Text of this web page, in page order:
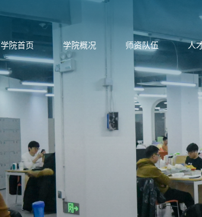
学院首页 学院概况 师资队伍 人